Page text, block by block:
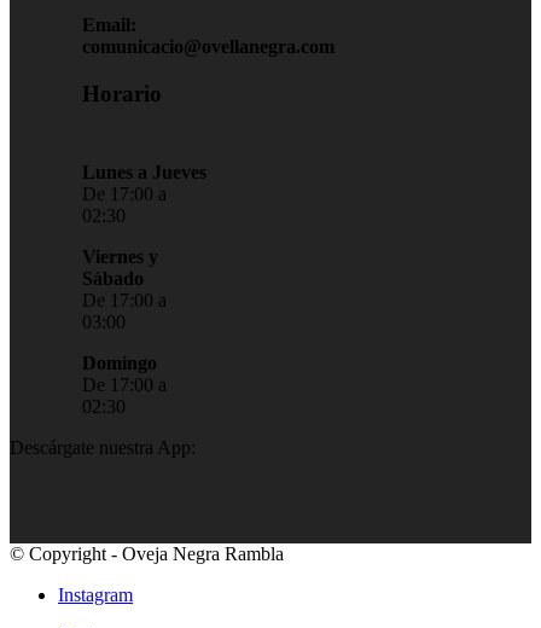
Email:
comunicacio@ovellanegra.com
Horario
Lunes a Jueves
De 17:00 a
02:30
Viernes y
Sábado
De 17:00 a
03:00
Domingo
De 17:00 a
02:30
Descárgate nuestra App:
© Copyright - Oveja Negra Rambla
Instagram